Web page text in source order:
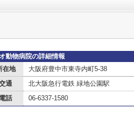
動物病院の詳細情報
在地
大阪府豊中市東寺内町5-38
通
北大阪急行電鉄 緑地公園駅
電話
06-6337-1580